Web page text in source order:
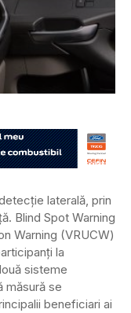
laterală, prin
Blind Spot Warning
Warning (VRUCW)
la
sisteme
măsură se
beneficiari ai